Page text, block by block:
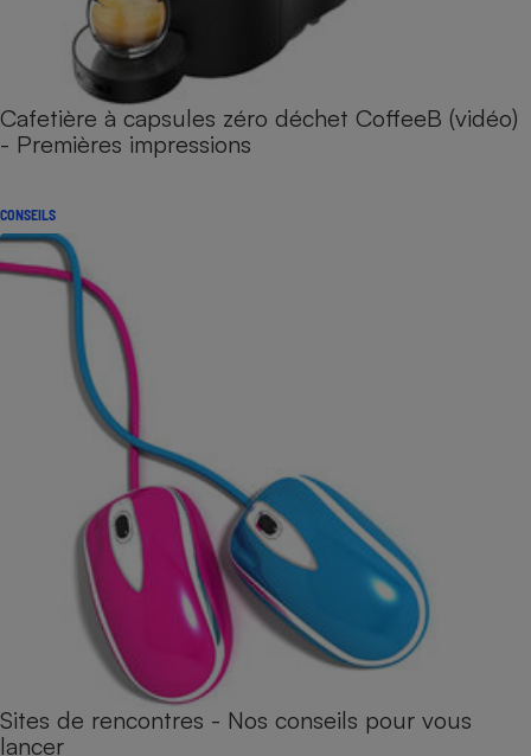
Cafetière à capsules zéro déchet CoffeeB (vidéo)
- Premières impressions
CONSEILS
Sites de rencontres - Nos conseils pour vous
lancer